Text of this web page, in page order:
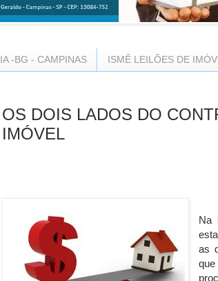
-BG - CAMPINAS ISMÊ LEILÕES DE
OS DOIS LADOS DO
IMÓVEL
Na
as